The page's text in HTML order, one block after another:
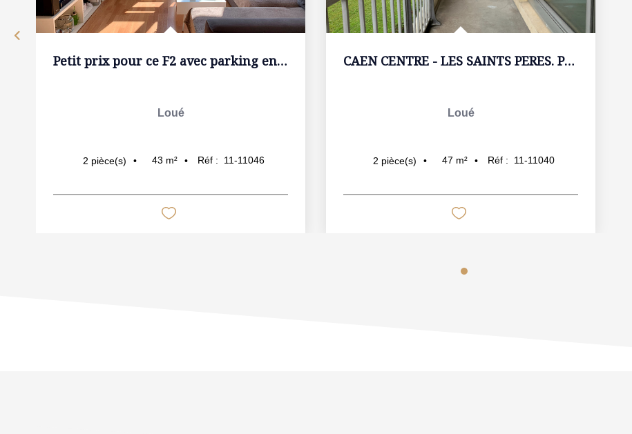
Petit prix pour ce F2 avec parking en sous-sol + cave.
Loué
2 pièce(s) 43 m² Réf : 11-11046
CAEN CENTRE - LES SAINTS PERES. Parking + Balcon
Loué
2 pièce(s) 47 m² Réf : 11-11040